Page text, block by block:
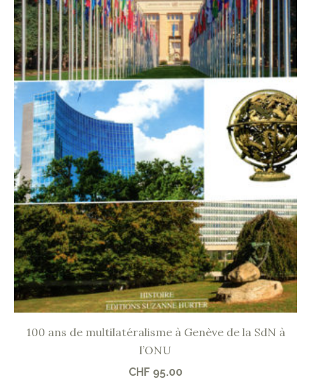
100 ans de multilatéralisme à Genève de la SdN à
l’ONU
CHF 95.00